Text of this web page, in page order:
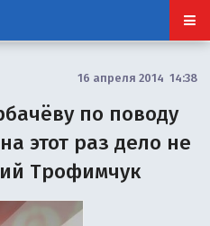
16 апреля 2014 14:38
по поводу
этот раз дело не
Трофимчук